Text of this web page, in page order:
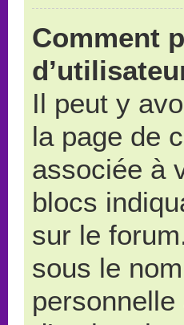
Comment
Il peut y
la page de
associée à
blocs
sur le
sous le
personnelle